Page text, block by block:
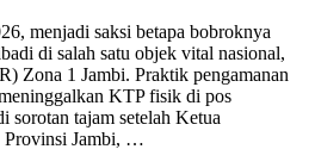
menjadi saksi betapa bobroknya
di salah satu objek vital nasional,
Zona 1 Jambi. Praktik pengamanan
KTP fisik di pos
sorotan tajam setelah Ketua
Jambi, …